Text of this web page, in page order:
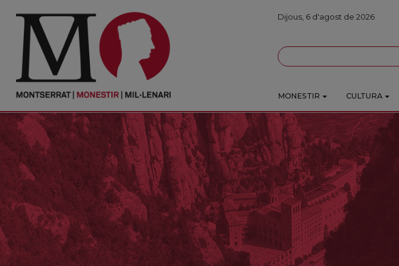
PORTADA
Monestir
Cultura
Actualitat
Fundació
Visita'ns
Ofrenes
Reserves
Dijous, 6 d'agost de 2026
MONESTIR CULTURA